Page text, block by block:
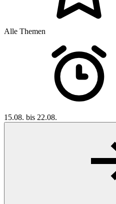
Alle Themen
15.08. bis 22.08.